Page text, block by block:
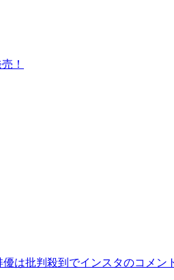
！
は批判殺到でインスタのコメン